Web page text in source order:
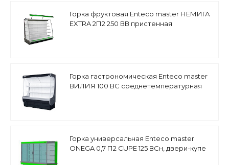
Горка фруктовая Enteco master НЕМИГА
EXTRA 2П2 250 ВВ пристенная
Горка гастрономическая Enteco master
ВИЛИЯ 100 ВС среднетемпературная
Горка универсальная Enteco master
ONEGA 0,7 П2 CUPE 125 ВСн, двери-купе